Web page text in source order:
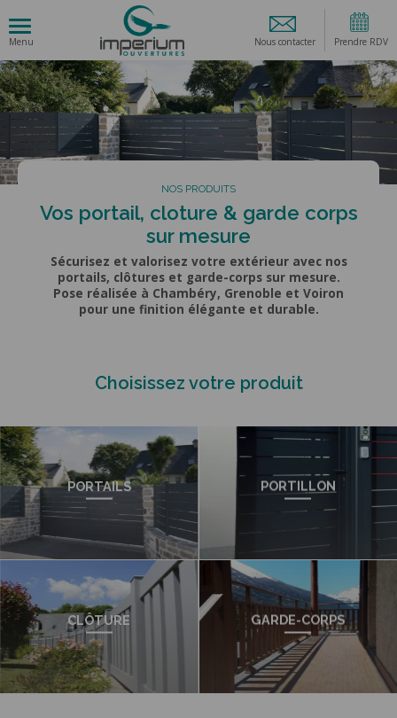
Nous contacter Prendre RDV
NOS PRODUITS
Vos portail, cloture & garde corps
sur mesure
Sécurisez et valorisez votre extérieur avec nos
portails, clôtures et garde-corps sur mesure.
Pose réalisée à Chambéry, Grenoble et Voiron
pour une finition élégante et durable.
Choisissez votre produit
PORTAILS PORTILLON
CLÔTURE GARDE-CORPS